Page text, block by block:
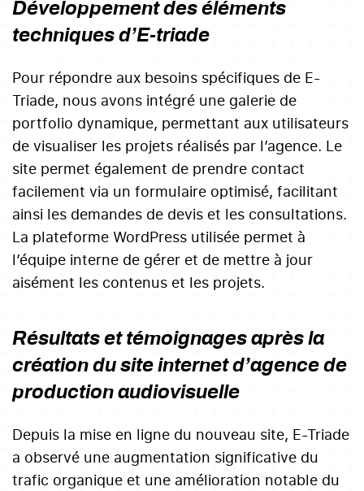
Développement des éléments
techniques d’E-triade
Pour répondre aux besoins spécifiques de E-
Triade, nous avons intégré une galerie de
portfolio dynamique, permettant aux utilisateurs
de visualiser les projets réalisés par l’agence. Le
site permet également de prendre contact
facilement via un formulaire optimisé, facilitant
ainsi les demandes de devis et les consultations.
La plateforme WordPress utilisée permet à
l’équipe interne de gérer et de mettre à jour
aisément les contenus et les projets.
Résultats et témoignages après la
création du site internet d’agence de
production audiovisuelle
Depuis la mise en ligne du nouveau site, E-Triade
a observé une augmentation significative du
trafic organique et une amélioration notable du